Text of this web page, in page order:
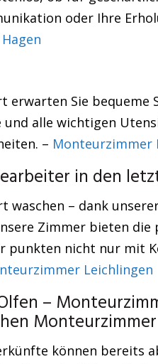
oder Ihre
erwarten Sie
alle wichtigen
– Monteurzimmer
in den
waschen – dank
Zimmer bieten
punkten nicht nur mit
Leichlingen
–
können bereits